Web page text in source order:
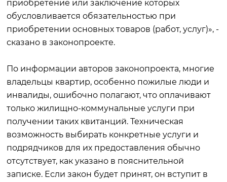
приобретение или заключение которых
обусловливается обязательностью при
приобретении основных товаров (работ, услуг)», -
сказано в законопроекте.
По информации авторов законопроекта, многие
владельцы квартир, особенно пожилые люди и
инвалиды, ошибочно полагают, что оплачивают
только жилищно-коммунальные услуги при
получении таких квитанций. Техническая
возможность выбирать конкретные услуги и
подрядчиков для их предоставления обычно
отсутствует, как указано в пояснительной
записке. Если закон будет принят, он вступит в